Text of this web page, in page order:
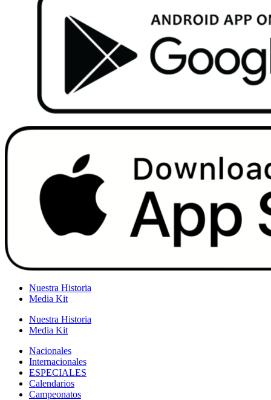
Nuestra Historia
Media Kit
Nuestra Historia
Media Kit
Nacionales
Internacionales
ESPECIALES
Calendarios
Campeonatos